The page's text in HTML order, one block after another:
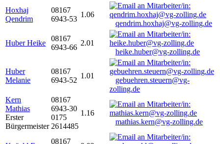
Hoxhaj
Qendrim
08167
6943-53
1.06
qendrim.hoxhaj@vg-zolling.de
Huber Heike
08167
6943-66
2.01
heike.huber@vg-zolling.de
Huber
Melanie
08167
6943-52
1.01
gebuehren.steuern@vg-
zolling.de
Kern
Mathias
Erster
Bürgermeister
08167
6943-30
0175
2614485
1.16
mathias.kern@vg-zolling.de
08167